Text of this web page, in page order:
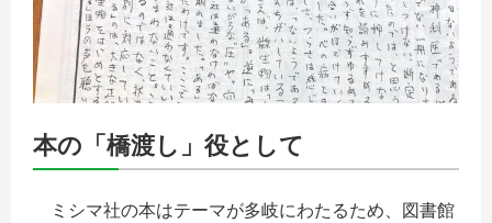
本の「橋渡し」役として
ミシマ社の本はテーマが多岐にわたるため、図書館